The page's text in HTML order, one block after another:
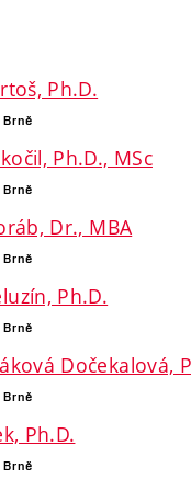
Ph.D.
Ph.D., MSc
Dr., MBA
Ph.D.
Dočekalová,
Ph.D.